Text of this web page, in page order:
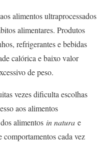
alimentos ultraprocessados
alimentares. Produtos
refrigerantes e bebidas
calórica e baixo valor
de peso.
vezes dificulta escolhas
aos alimentos
alimentos in natura e
comportamentos cada vez